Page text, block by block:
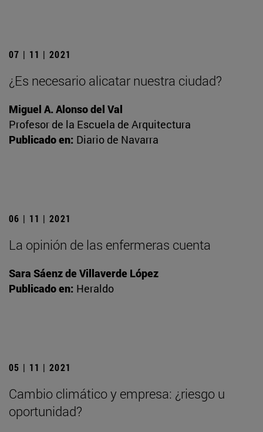
07 | 11 | 2021
¿Es necesario alicatar nuestra ciudad?
Miguel A. Alonso del Val
Profesor de la Escuela de Arquitectura
Publicado en: Diario de Navarra
06 | 11 | 2021
La opinión de las enfermeras cuenta
Sara Sáenz de Villaverde López
Publicado en: Heraldo
05 | 11 | 2021
Cambio climático y empresa: ¿riesgo u
oportunidad?